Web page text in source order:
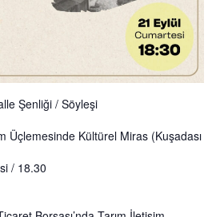
Şenliği / Söyleşi
Üçlemesinde Kültürel Miras (Kuşadası
/ 18.30